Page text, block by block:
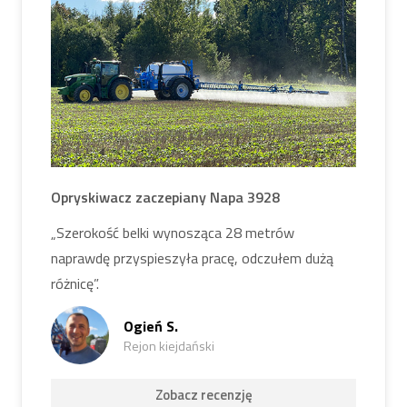
Opryskiwacz zaczepiany Napa 3928
„Szerokość belki wynosząca 28 metrów
naprawdę przyspieszyła pracę, odczułem dużą
różnicę”.
Ogień S.
Rejon kiejdański
Zobacz recenzję